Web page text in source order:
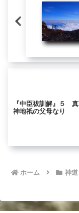
『中臣祓訓解』５
神地祇の父母なり
ホーム 神